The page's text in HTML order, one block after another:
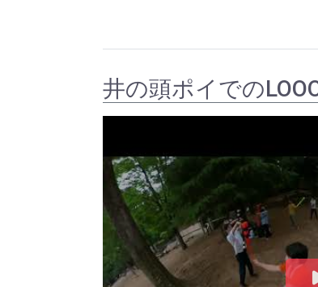
井の頭ポイでの